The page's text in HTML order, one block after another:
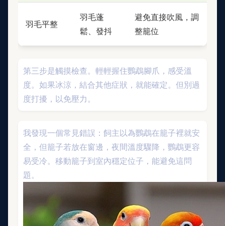
羽毛平整
羽毛蓬
鬆、發抖
避免直接吹風，調
整籠位
第三步是觸摸檢查。輕輕握住鸚鵡腳爪，感受溫
度。如果冰涼，結合其他症狀，就能確定。但別過
度打擾，以免壓力。
我發現一個常見錯誤：飼主以為鸚鵡在籠子裡就安
全，但籠子若放在窗邊，夜間溫度驟降，鸚鵡更容
易受冷。移動籠子到室內穩定位子，能避免這問
題。